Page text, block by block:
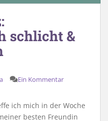
schlicht &
Ein Kommentar
ich mich in der Woche
besten Freundin